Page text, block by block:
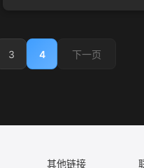
3 4 下一页
其他链接